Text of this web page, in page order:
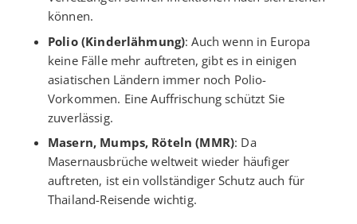
können.
Polio (Kinderlähmung): Auch wenn in Europa
keine Fälle mehr auftreten, gibt es in einigen
asiatischen Ländern immer noch Polio-
Vorkommen. Eine Auffrischung schützt Sie
zuverlässig.
Masern, Mumps, Röteln (MMR): Da
Masernausbrüche weltweit wieder häufiger
auftreten, ist ein vollständiger Schutz auch für
Thailand-Reisende wichtig.